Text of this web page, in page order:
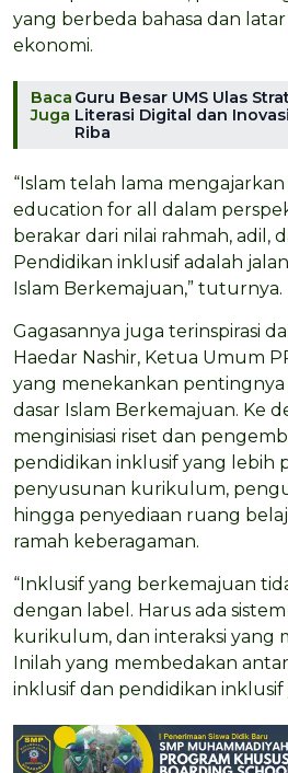
yang berbeda bahasa dan
ekonomi.
Baca
Juga
Guru Besar UMS Ulas
Literasi Digital dan
Riba
“Islam telah lama
education for all dalam
berakar dari nilai rahmah, adil,
Pendidikan inklusif adalah
Islam Berkemajuan,” tuturnya.
Gagasannya juga terinspirasi
Haedar Nashir, Ketua Umum
yang menekankan pentingnya
dasar Islam Berkemajuan. Ke
menginisiasi riset dan
pendidikan inklusif yang lebih
penyusunan kurikulum,
hingga penyediaan ruang
ramah keberagaman.
“Inklusif yang berkemajuan
dengan label. Harus ada
kurikulum, dan interaksi yang
Inilah yang membedakan
inklusif dan pendidikan inklusif